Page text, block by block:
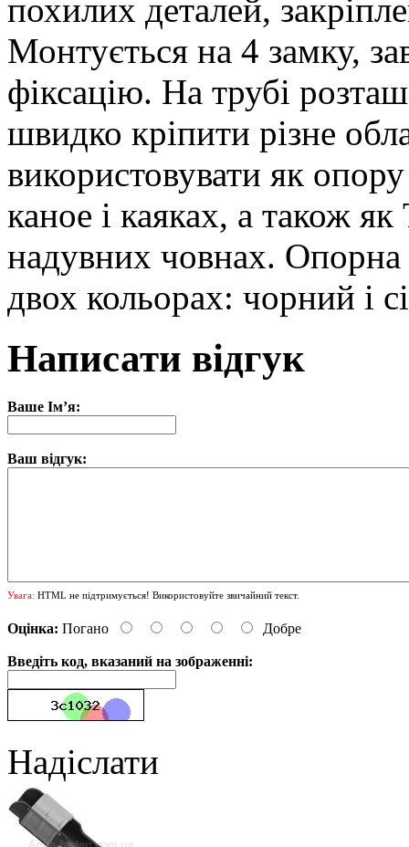
похилих деталей,
Монтується на 4 замку,
фіксацію. На трубі
швидко кріпити різне
використовувати як
каное і каяках, а також
надувних човнах. Опорна
двох кольорах: чорний і
Написати відгук
Ваше Ім’я:
Ваш відгук:
Увага: HTML не підтримується! Використовуйте звичайний текст.
Оцінка: Погано Добре
Введіть код, вказаний на зображенні:
Надіслати